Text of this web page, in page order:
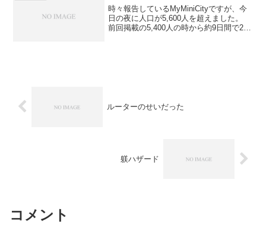
時々報告しているMyMiniCityですが、今
日の夜に人口が5,600人を超えました。
前回掲載の5,400人の時から約9日間で200
ルーターのせいだった
躾ハザード
コメント